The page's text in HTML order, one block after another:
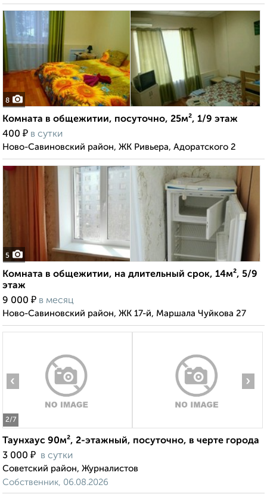
8
Комната в общежитии, посуточно, 25м², 1/9 этаж
400 ₽ в сутки
Ново-Савиновский район, ЖК Ривьера, Адоратского 2
5
Комната в общежитии, на длительный срок, 14м², 5/9
этаж
9 000 ₽ в месяц
Ново-Савиновский район, ЖК 17-й, Маршала Чуйкова 27
2/7
‹ ›
Таунхаус 90м², 2-этажный, посуточно, в черте города
3 000 ₽ в сутки
Советский район, Журналистов
Собственник, 06.08.2026